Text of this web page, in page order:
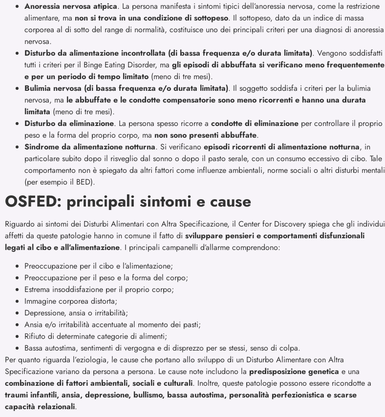
Anoressia nervosa atipica. La persona manifesta i sintomi tipici dell’anoressia nervosa, come la restrizione
alimentare, ma non si trova in una condizione di sottopeso. Il sottopeso, dato da un indice di massa
corporea al di sotto del range di normalità, costituisce uno dei principali criteri per una diagnosi di anoressia
nervosa.
Disturbo da alimentazione incontrollata (di bassa frequenza e/o durata limitata). Vengono soddisfatti
tutti i criteri per il Binge Eating Disorder, ma gli episodi di abbuffata si verificano meno frequentemente
e per un periodo di tempo limitato (meno di tre mesi).
Bulimia nervosa (di bassa frequenza e/o durata limitata). Il soggetto soddisfa i criteri per la bulimia
nervosa, ma le abbuffate e le condotte compensatorie sono meno ricorrenti e hanno una durata
limitata (meno di tre mesi).
Disturbo da eliminazione. La persona spesso ricorre a condotte di eliminazione per controllare il proprio
peso e la forma del proprio corpo, ma non sono presenti abbuffate.
Sindrome da alimentazione notturna. Si verificano episodi ricorrenti di alimentazione notturna, in
particolare subito dopo il risveglio dal sonno o dopo il pasto serale, con un consumo eccessivo di cibo. Tale
comportamento non è spiegato da altri fattori come influenze ambientali, norme sociali o altri disturbi mentali
(per esempio il BED).
OSFED: principali sintomi e cause
Riguardo ai sintomi dei Disturbi Alimentari con Altra Specificazione, il Center for Discovery spiega che gli individui
affetti da queste patologie hanno in comune il fatto di sviluppare pensieri e comportamenti disfunzionali
legati al cibo e all’alimentazione. I principali campanelli d’allarme comprendono:
Preoccupazione per il cibo e l’alimentazione;
Preoccupazione per il peso e la forma del corpo;
Estrema insoddisfazione per il proprio corpo;
Immagine corporea distorta;
Depressione, ansia o irritabilità;
Ansia e/o irritabilità accentuate al momento dei pasti;
Rifiuto di determinate categorie di alimenti;
Bassa autostima, sentimenti di vergogna e di disprezzo per se stessi, senso di colpa.
Per quanto riguarda l’eziologia, le cause che portano allo sviluppo di un Disturbo Alimentare con Altra
Specificazione variano da persona a persona. Le cause note includono la predisposizione genetica e una
combinazione di fattori ambientali, sociali e culturali. Inoltre, queste patologie possono essere ricondotte a
traumi infantili, ansia, depressione, bullismo, bassa autostima, personalità perfezionistica e scarse
capacità relazionali.